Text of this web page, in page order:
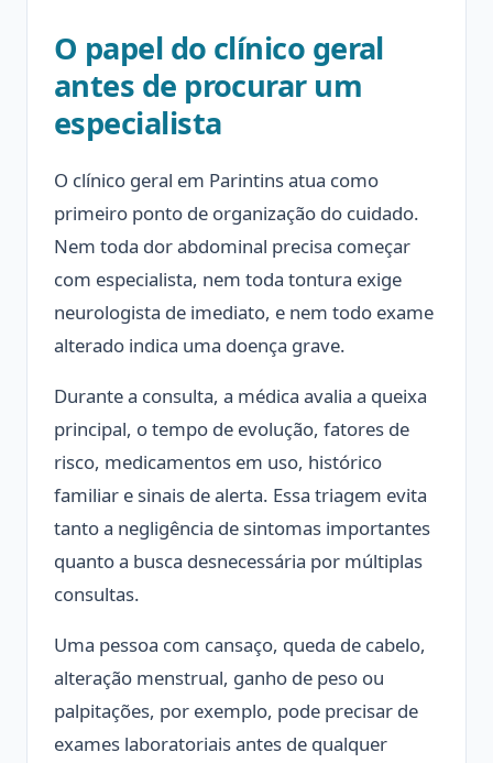
O papel do clínico geral
antes de procurar um
especialista
O clínico geral em Parintins atua como
primeiro ponto de organização do cuidado.
Nem toda dor abdominal precisa começar
com especialista, nem toda tontura exige
neurologista de imediato, e nem todo exame
alterado indica uma doença grave.
Durante a consulta, a médica avalia a queixa
principal, o tempo de evolução, fatores de
risco, medicamentos em uso, histórico
familiar e sinais de alerta. Essa triagem evita
tanto a negligência de sintomas importantes
quanto a busca desnecessária por múltiplas
consultas.
Uma pessoa com cansaço, queda de cabelo,
alteração menstrual, ganho de peso ou
palpitações, por exemplo, pode precisar de
exames laboratoriais antes de qualquer